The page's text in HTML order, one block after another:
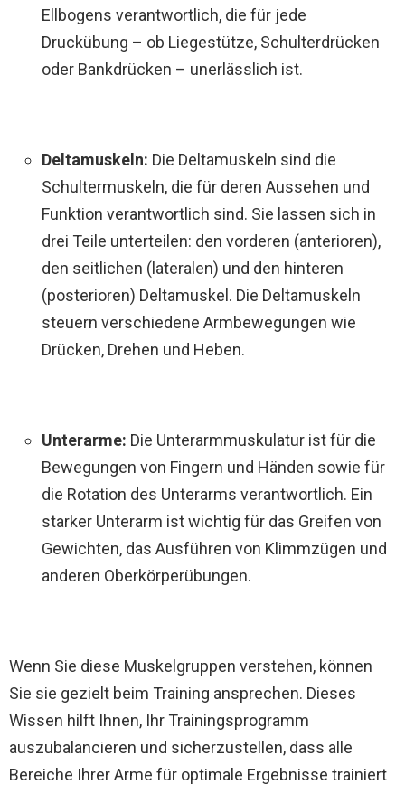
Ellbogens verantwortlich, die für jede
Druckübung – ob Liegestütze, Schulterdrücken
oder Bankdrücken – unerlässlich ist.
Deltamuskeln: Die Deltamuskeln sind die
Schultermuskeln, die für deren Aussehen und
Funktion verantwortlich sind. Sie lassen sich in
drei Teile unterteilen: den vorderen (anterioren),
den seitlichen (lateralen) und den hinteren
(posterioren) Deltamuskel. Die Deltamuskeln
steuern verschiedene Armbewegungen wie
Drücken, Drehen und Heben.
Unterarme: Die Unterarmmuskulatur ist für die
Bewegungen von Fingern und Händen sowie für
die Rotation des Unterarms verantwortlich. Ein
starker Unterarm ist wichtig für das Greifen von
Gewichten, das Ausführen von Klimmzügen und
anderen Oberkörperübungen.
Wenn Sie diese Muskelgruppen verstehen, können
Sie sie gezielt beim Training ansprechen. Dieses
Wissen hilft Ihnen, Ihr Trainingsprogramm
auszubalancieren und sicherzustellen, dass alle
Bereiche Ihrer Arme für optimale Ergebnisse trainiert